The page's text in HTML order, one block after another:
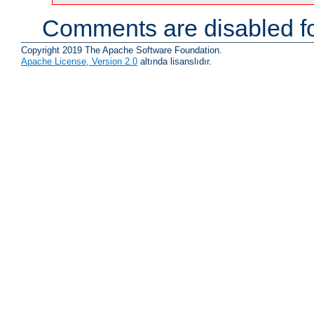
Comments are disabled
Copyright 2019 The Apache Software Foundation.
Apache License, Version 2.0 altında lisanslıdır.